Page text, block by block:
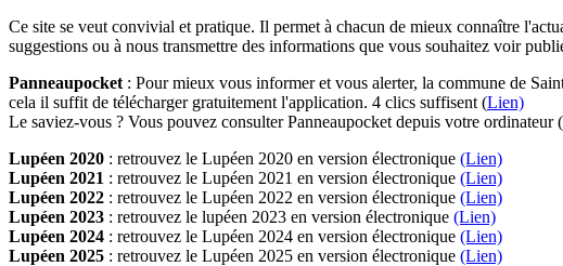
Ce site se veut convivial et pratique. Il permet à chacun de mieux connaître
suggestions ou à nous transmettre des informations que vous souhaitez voir
Panneaupocket : Pour mieux vous informer et vous alerter, la commune de
cela il suffit de télécharger gratuitement l'application. 4 clics suffisent (Lien)
Le saviez-vous ? Vous pouvez consulter Panneaupocket depuis votre ordinateur (
Lupéen 2020 : retrouvez le Lupéen 2020 en version électronique (Lien)
Lupéen 2021 : retrouvez le Lupéen 2021 en version électronique (Lien)
Lupéen 2022 : retrouvez le Lupéen 2022 en version électronique (Lien)
Lupéen 2023 : retrouvez le lupéen 2023 en version électronique (Lien)
Lupéen 2024 : retrouvez le Lupéen 2024 en version électronique (Lien)
Lupéen 2025 : retrouvez le Lupéen 2025 en version électronique (Lien)